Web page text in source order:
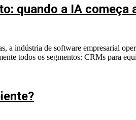
quando a IA começa
indústria de software empresarial
todos os segmentos: CRMs para